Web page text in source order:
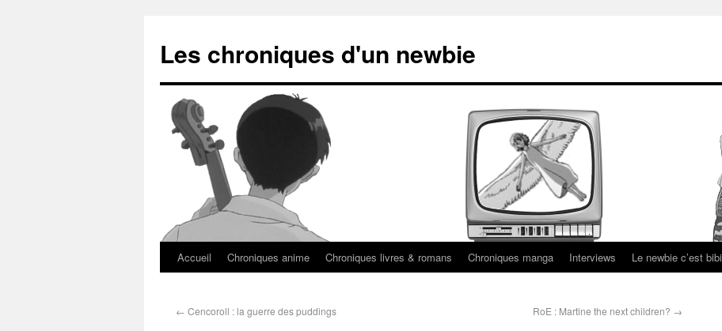
Les chroniques d'un newbie
Accueil Chroniques anime Chroniques livres & romans Chroniques manga Interviews Le newbie c’est bibi
← Cencoroll : la guerre des puddings RoE : Martine the next children? →